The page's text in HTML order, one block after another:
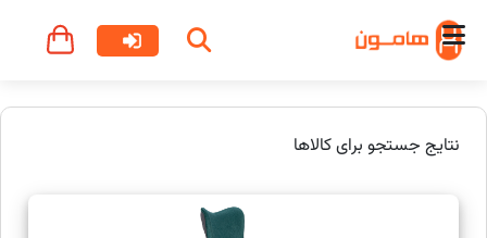
نتایج جستجو برای کالاها